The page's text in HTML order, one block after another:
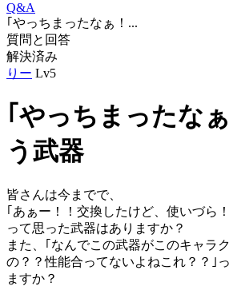
Q&A
｢やっちまったなぁ！...
質問と回答
解決済み
りー Lv5
｢やっちまったな
う武器
皆さんは今までで、
｢あぁー！！交換したけど、使いづら
って思った武器はありますか？
また、｢なんでこの武器がこのキャラ
の？？性能合ってないよねこれ？？｣
ますか？